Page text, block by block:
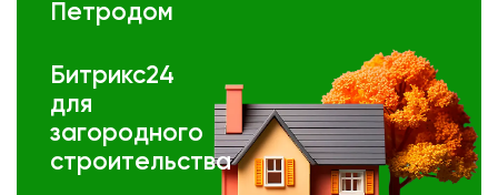
Петродом
Битрикс24
для
загородного
строительства